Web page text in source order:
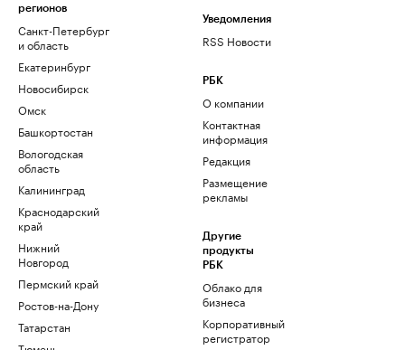
регионов
Санкт-Петербург
и область
Екатеринбург
Новосибирск
Омск
Башкортостан
Вологодская
область
Калининград
Краснодарский
край
Нижний
Новгород
Пермский край
Ростов-на-Дону
Татарстан
Уведомления
RSS Новости
РБК
О компании
Контактная
информация
Редакция
Размещение
рекламы
Другие
продукты
РБК
Облако для
бизнеса
Корпоративный
регистратор